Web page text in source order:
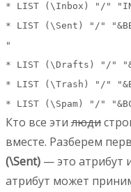
* LIST (\Inbox) "/"
* LIST (\Sent) "/"
"
* LIST (\Drafts) "/"
* LIST (\Trash) "/"
* LIST (\Spam) "/"
Кто все эти люди
вместе. Разберем
(\Sent) — это атрибут
атрибут может